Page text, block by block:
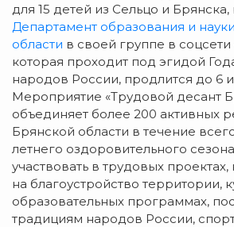
для 15 детей из Сельцо и
Департамент образования и
области в своей группе в
которая проходит под эгидой
народов России, продлится до 6
Мероприятие «Трудовой десант
объединяет более 200 активных
Брянской области в течение
летнего оздоровительного
участвовать в трудовых
на благоустройство территории,
образовательных программах,
традициям народов России,